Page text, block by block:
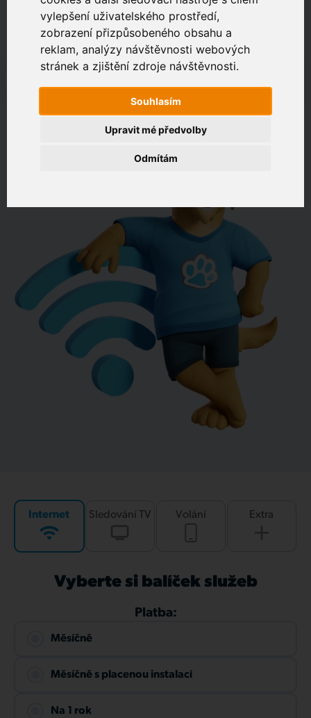
vylepšení uživatelského prostředí,
zobrazení přizpůsobeného obsahu a
reklam, analýzy návštěvnosti webových
stránek a zjištění zdroje návštěvnosti.
Souhlasím
Odmítám
Upravit mé předvolby
Zákaznický portál
Jak rychlé je připojení na vaší adrese?
Internet Sledování TV Volání Extra
Vyberte si balíček služeb
Platba:
Měsíčně
Měsíčně s placenou instalací
Na 1 rok